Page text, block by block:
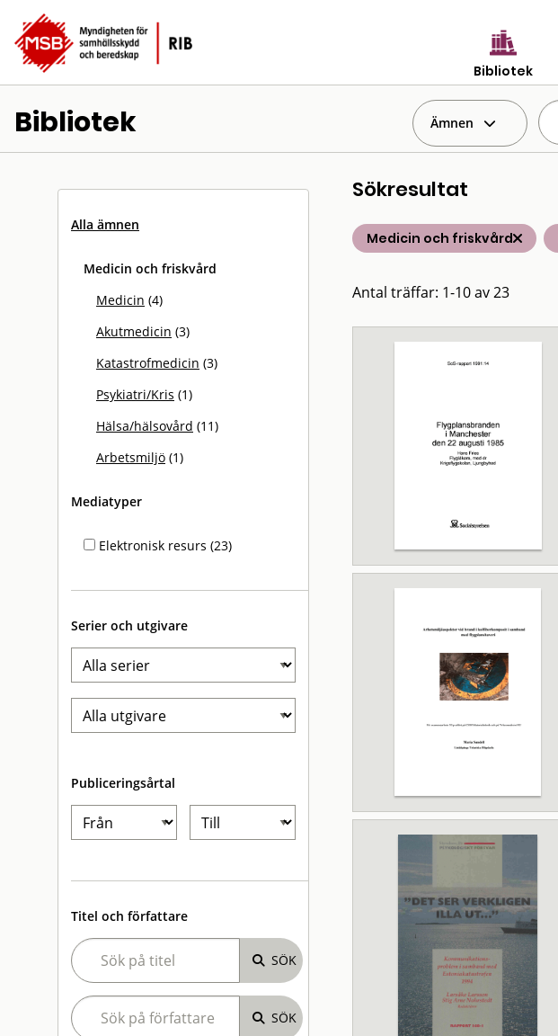
Bibliotek
Bibliotek Ämnen
Alla ämnen
Medicin och friskvård
Medicin (4)
Akutmedicin (3)
Katastrofmedicin (3)
Psykiatri/Kris (1)
Hälsa/hälsovård (11)
Arbetsmiljö (1)
Mediatyper
Elektronisk resurs (23)
Serier och utgivare
Publiceringsårtal
Titel och författare
Sökresultat
Medicin och friskvård
Antal träffar: 1-10 av 23